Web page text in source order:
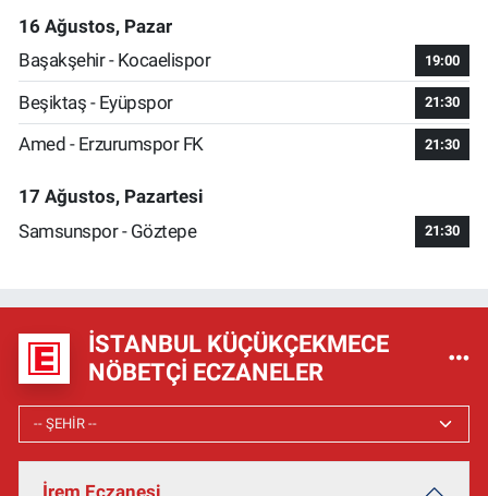
16 Ağustos, Pazar
Başakşehir - Kocaelispor
19:00
Beşiktaş - Eyüpspor 21:30
Amed - Erzurumspor FK 21:30
17 Ağustos, Pazartesi
Samsunspor - Göztepe
21:30
İSTANBUL KÜÇÜKÇEKMECE
NÖBETÇI ECZANELER